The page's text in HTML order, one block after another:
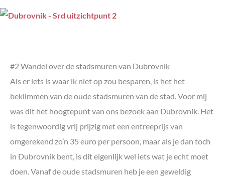
#2 Wandel over de stadsmuren van Dubrovnik
Als er iets is waar ik niet op zou besparen, is het het
beklimmen van de oude stadsmuren van de stad. Voor mij
was dit het hoogtepunt van ons bezoek aan Dubrovnik. Het
is tegenwoordig vrij prijzig met een entreeprijs van
omgerekend zo’n 35 euro per persoon, maar als je dan toch
in Dubrovnik bent, is dit eigenlijk wel iets wat je echt moet
doen. Vanaf de oude stadsmuren heb je een geweldig